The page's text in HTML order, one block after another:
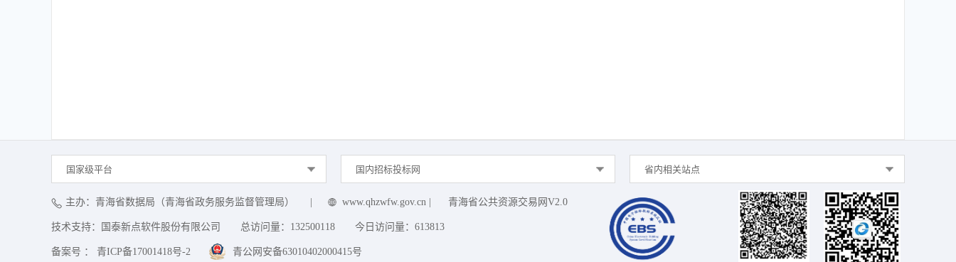
国家级平台 国内招标投标网 省内相关站点
主办：青海省数据局（青海省政务服务监督管理局） www.qhzwfw.gov.cn 青海省公共资源交易网V2.0
技术支持：国泰新点软件股份有限公司 总访问量： 132500118 今日访问量： 613813
备案号 ： 青ICP备17001418号-2 青公网安备63010402000415号